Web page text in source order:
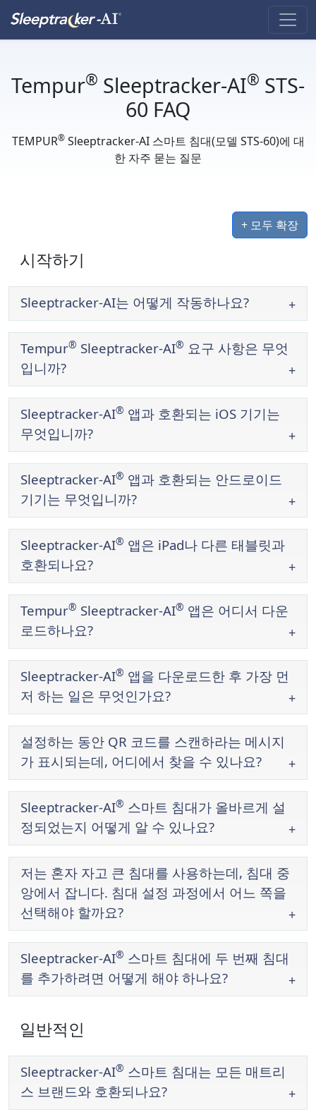
Tempur® Sleeptracker-AI® STS-
60 FAQ
TEMPUR®Sleeptracker-AI 스마트 침대(모델 STS-60)에 대
한 자주 묻는 질문
+ 모두 확장
시작하기
Sleeptracker-AI는 어떻게 작동하나요?
Tempur® Sleeptracker-AI® 요구 사항은 무엇
입니까?
®
Sleeptracker-AI® 앱과 호환되는 iOS 기기는
무엇입니까?
Sleeptracker-AI® 앱과 호환되는 안드로이드
기기는 무엇입니까?
Sleeptracker-AI® 앱은 iPad나 다른 태블릿과
호환되나요?
Tempur® Sleeptracker-AI® 앱은 어디서 다운
로드하나요?
Sleeptracker-AI® 앱을 다운로드한 후 가장 먼
저 하는 일은 무엇인가요?
설정하는 동안 QR 코드를 스캔하라는 메시지
가 표시되는데, 어디에서 찾을 수 있나요?
Sleeptracker-AI® 스마트 침대가 올바르게 설
정되었는지 어떻게 알 수 있나요?
저는 혼자 자고 큰 침대를 사용하는데, 침대 중
앙에서 잡니다. 침대 설정 과정에서 어느 쪽을
선택해야 할까요?
Sleeptracker-AI® 스마트 침대에 두 번째 침대
를 추가하려면 어떻게 해야 하나요?
일반적인
Sleeptracker-AI® 스마트 침대는 모든 매트리
스 브랜드와 호환되나요?